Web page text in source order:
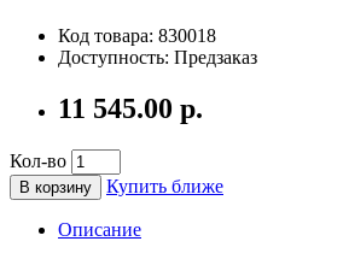
Код товара: 830018
Доступность: Предзаказ
11 545.00 р.
Кол-во
В корзину Купить ближе
Описание